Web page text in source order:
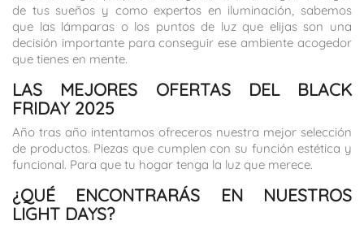
de tus sueños y como expertos en iluminación, sabemos
que las lámparas o los puntos de luz que elijas son una
decisión importante para conseguir ese ambiente acogedor
que tienes en mente.
LAS MEJORES OFERTAS DEL BLACK
FRIDAY 2025
Año tras año intentamos ofreceros nuestra mejor selección
de productos. Piezas que cumplen con su función estética y
funcional. Para que tu hogar tenga la luz que merece.
¿QUÉ ENCONTRARÁS EN NUESTROS
LIGHT DAYS?